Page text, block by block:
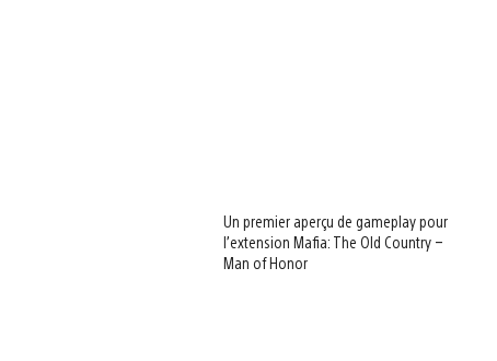
Un premier aperçu de gameplay pour
l’extension Mafia: The Old Country –
Man of Honor